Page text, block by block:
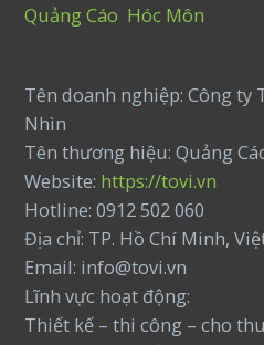
Quảng Cáo Hóc Môn
Tên doanh nghiệp: Công ty
Nhìn
Tên thương hiệu: Quảng
Website: https://tovi.vn
Hotline: 0912 502 060
Địa chỉ: TP. Hồ Chí Minh,
Email: info@tovi.vn
Lĩnh vực hoạt động:
Thiết kế – thi công – cho